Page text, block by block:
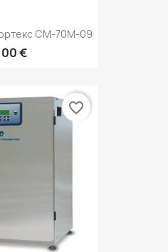
СМ-70M-09
€
favorite_border